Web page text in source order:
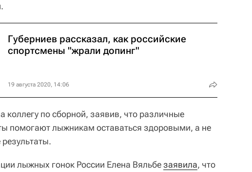
Губерниев рассказал, как российские
спортсмены "жрали допинг"
19 августа 2020, 14:06
коллегу по сборной, заявив, что различные
помогают лыжникам оставаться здоровыми, а не
лыжных гонок России Елена Вяльбезаявила, что